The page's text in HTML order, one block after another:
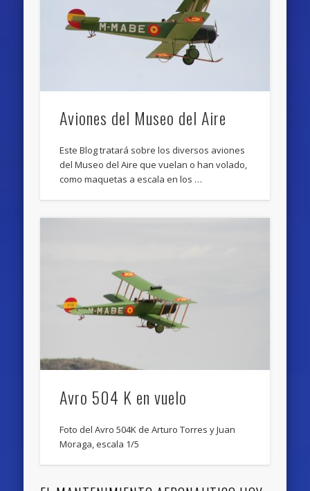
Aviones del Museo del Aire
Este Blog tratará sobre los diversos aviones
del Museo del Aire que vuelan o han volado,
como maquetas a escala en los …
Avro 504 K en vuelo
Foto del Avro 504K de Arturo Torres y Juan
Moraga, escala 1/5